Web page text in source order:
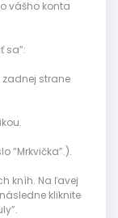
vášho konta
sa”:
strane
“Mrkvička”.).
kníh. Na ľavej
kliknite